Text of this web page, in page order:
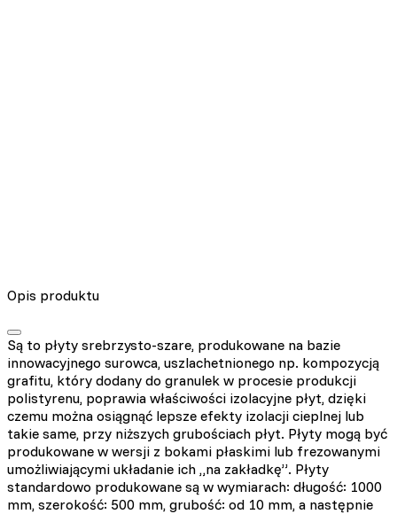
Opis produktu
Są to płyty srebrzysto-szare, produkowane na bazie
innowacyjnego surowca, uszlachetnionego np. kompozycją
grafitu, który dodany do granulek w procesie produkcji
polistyrenu, poprawia właściwości izolacyjne płyt, dzięki
czemu można osiągnąć lepsze efekty izolacji cieplnej lub
takie same, przy niższych grubościach płyt. Płyty mogą być
produkowane w wersji z bokami płaskimi lub frezowanymi
umożliwiającymi układanie ich „na zakładkę”. Płyty
standardowo produkowane są w wymiarach: długość: 1000
mm, szerokość: 500 mm, grubość: od 10 mm, a następnie